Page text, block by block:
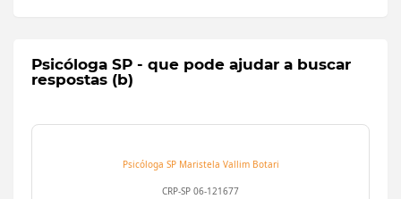
Psicóloga SP - que pode ajudar a buscar
respostas (b)
Psicóloga SP Maristela Vallim Botari
CRP-SP 06-121677